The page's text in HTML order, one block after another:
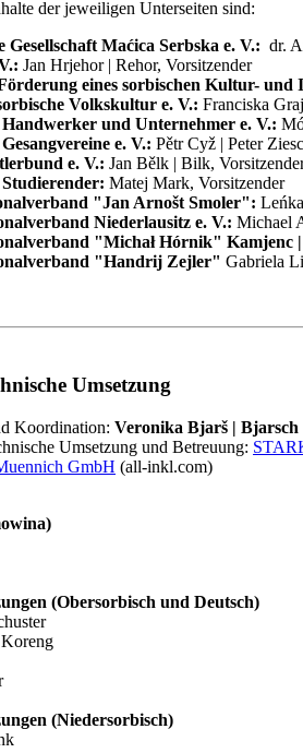
| Póstnicy
der Jugend
in verschiedenen Heischegruppen
Männerfastnacht mit dem Tanzabend
| Festumzug der
findet in der Niederlausitz an
einen schwarzen Anzug und Hut.
Der Festumzug endet abends mit dem
(niedersorbisch) |
regional ausgeübt (in der Niederlausitz
der jeweiligen Unterseiten sind:
Gesellschaft Maćica Serbska e. V.: dr.
Jan Hrjehor | Rehor, Vorsitzender
eines sorbischen Kultur-
Volkskultur e. V.: Franciska
und Unternehmer e. V.:
e. V.: Pětr Cyž | Peter
e. V.: Jan Bělk | Bilk,
Matej Mark, Vorsitzender
"Jan Arnošt Smoler":
Niederlausitz e. V.: Michael
"Michał Hórnik" Kamjenc
"Handrij Zejler" Gabriela
Umsetzung
Koordination: Veronika Bjarš | Bjarsch
Umsetzung und Betreuung:
GmbH (all-inkl.com)
(Obersorbisch und Deutsch)
(Niedersorbisch)